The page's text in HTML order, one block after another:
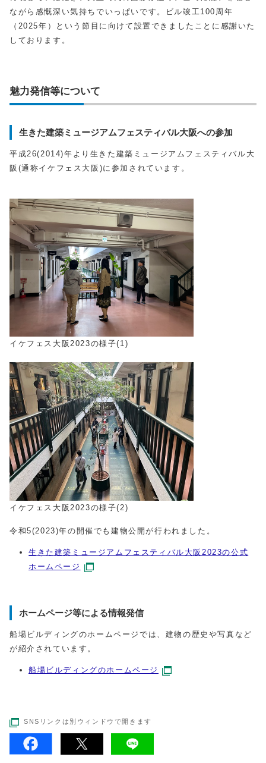
ながら感慨深い気持ちでいっぱいです。ビル竣工100周年
（2025年）という節目に向けて設置できましたことに感謝いた
しております。
魅力発信等について
生きた建築ミュージアムフェスティバル大阪への参加
平成26(2014)年より生きた建築ミュージアムフェスティバル大
阪(通称イケフェス大阪)に参加されています。
イケフェス大阪2023の様子(1)
イケフェス大阪2023の様子(2)
令和5(2023)年の開催でも建物公開が行われました。
生きた建築ミュージアムフェスティバル大阪2023の公式
ホームページ
ホームページ等による情報発信
船場ビルディングのホームページでは、建物の歴史や写真など
が紹介されています。
船場ビルディングのホームページ
SNSリンクは別ウィンドウで開きます